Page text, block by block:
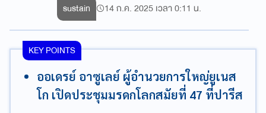
sustain 14 ก.ค. 2025 เวลา 0:11 น.
KEY POINTS
ออเดรย์ อาซูเลย์ ผู้อำนวยการใหญ่ยูเนส
โก เปิดประชุมมรดกโลกสมัยที่ 47 ที่ปารีส